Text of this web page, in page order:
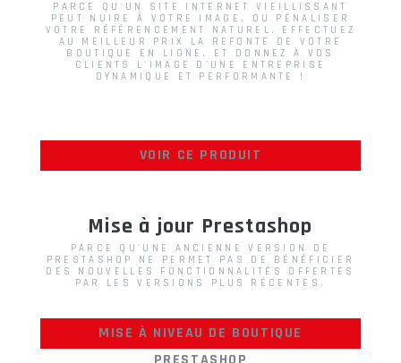
PARCE QU'UN SITE INTERNET VIEILLISSANT
PEUT NUIRE À VOTRE IMAGE, OU PÉNALISER
VOTRE RÉFÉRENCEMENT NATUREL. EFFECTUEZ
AU MEILLEUR PRIX LA REFONTE DE VOTRE
BOUTIQUE EN LIGNE, ET DONNEZ À VOS
CLIENTS L'IMAGE D'UNE ENTREPRISE
DYNAMIQUE ET PERFORMANTE !
VOIR CE PRODUIT
Mise à jour Prestashop
PARCE QU'UNE ANCIENNE VERSION DE
PRESTASHOP NE PERMET PAS DE BÉNÉFICIER
DES NOUVELLES FONCTIONNALITÉS OFFERTES
PAR LES VERSIONS PLUS RÉCENTES.
MISE À NIVEAU DE BOUTIQUE